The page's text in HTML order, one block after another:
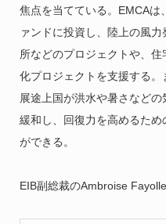
焦点を当てている。EMCAは
ァンドに投資し、陸上の風
所などのプロジェクトや、
化プロジェクトを支援する
展途上国が洪水や暑さなど
緩和し、回復力を高めるた
ができる。
EIB副総裁のAmbroise